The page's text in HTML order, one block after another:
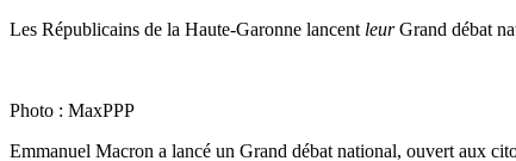
Les Républicains de la Haute-Garonne lancent leurGrand débat
Photo : MaxPPP
Emmanuel Macron a lancé un Grand débat national, ouvert aux